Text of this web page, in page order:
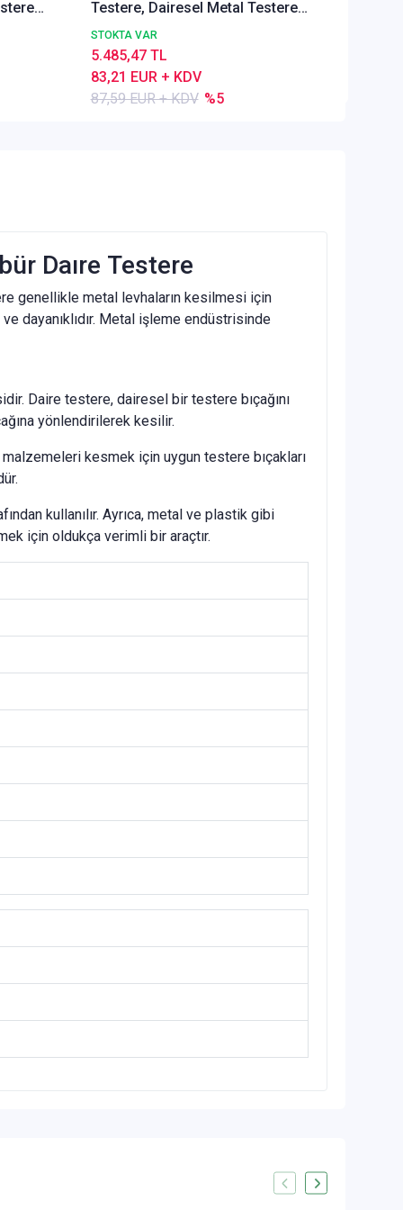
Testere, Dairesel Metal Testere
DIN1837 A, İnce Dişli,Z=100
STOKTA VAR
87,59 EUR + KDV %5
83,21 EUR + KDV
5.485,47 TL
Daıre Testere
genellikle metal levhaların kesilmesi için
dayanıklıdır. Metal işleme endüstrisinde
Daire testere, dairesel bir testere bıçağını
yönlendirilerek kesilir.
kesmek için uygun testere bıçakları
kullanılır. Ayrıca, metal ve plastik gibi
için oldukça verimli bir araçtır.